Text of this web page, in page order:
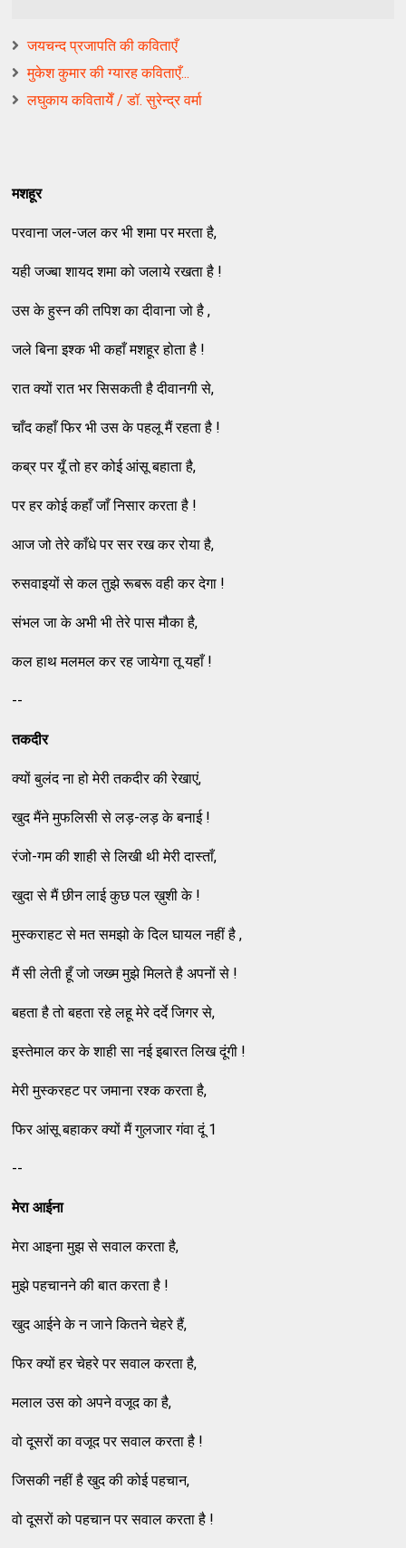
जयचन्द प्रजापति की कविताएँ
मुकेश कुमार की ग्यारह कविताएँ...
लघुकाय कवितायेँ / डॉ. सुरेन्द्र वर्मा
मशहूर
परवाना जल-जल कर भी शमा पर मरता है,
यही जज्बा शायद शमा को जलाये रखता है !
उस के हुस्न की तपिश का दीवाना जो है ,
जले बिना इश्क भी कहाँ मशहूर होता है !
रात क्यों रात भर सिसकती है दीवानगी से,
चाँद कहाँ फिर भी उस के पहलू मैं रहता है !
कब्र पर यूँ तो हर कोई आंसू बहाता है,
पर हर कोई कहाँ जाँ निसार करता है !
आज जो तेरे काँधे पर सर रख कर रोया है,
रुसवाइयों से कल तुझे रूबरू वही कर देगा !
संभल जा के अभी भी तेरे पास मौका है,
कल हाथ मलमल कर रह जायेगा तू यहाँ !
--
तकदीर
क्यों बुलंद ना हो मेरी तकदीर की रेखाएं,
खुद मैंने मुफलिसी से लड़-लड़ के बनाई !
रंजो-गम की शाही से लिखी थी मेरी दास्ताँ,
खुदा से मैं छीन लाई कुछ पल ख़ुशी के !
मुस्कराहट से मत समझो के दिल घायल नहीं है ,
मैं सी लेती हूँ जो जख्म मुझे मिलते है अपनों से !
बहता है तो बहता रहे लहू मेरे दर्दे जिगर से,
इस्तेमाल कर के शाही सा नई इबारत लिख दूंगी !
मेरी मुस्करहट पर जमाना रश्क करता है,
फिर आंसू बहाकर क्यों मैं गुलजार गंवा दूं 1
--
मेरा आईना
मेरा आइना मुझ से सवाल करता है,
मुझे पहचानने की बात करता है !
खुद आईने के न जाने कितने चेहरे हैं,
फिर क्यों हर चेहरे पर सवाल करता है,
मलाल उस को अपने वजूद का है,
वो दूसरों का वजूद पर सवाल करता है !
जिसकी नहीं है खुद की कोई पहचान,
वो दूसरों को पहचान पर सवाल करता है !